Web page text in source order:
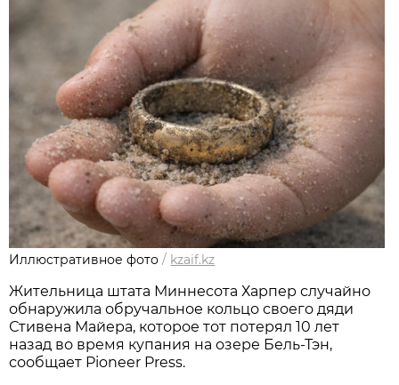
Иллюстративное фото / kzaif.kz
Жительница штата Миннесота Харпер случайно
обнаружила обручальное кольцо своего дяди
Стивена Майера, которое тот потерял 10 лет
назад во время купания на озере Бель-Тэн,
сообщает Pioneer Press.